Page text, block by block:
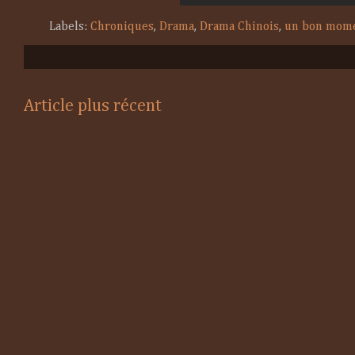
Labels: Chroniques, Drama, Drama Chinois, un bon
Article plus récent